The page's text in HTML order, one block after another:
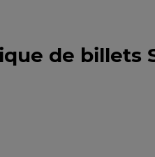
de billets